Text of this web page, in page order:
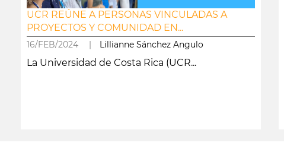
UCR REÚNE A PERSONAS VINCULADAS A
PROYECTOS Y COMUNIDAD EN...
16/FEB/2024 | Lillianne Sánchez Angulo
La Universidad de Costa Rica (UCR...